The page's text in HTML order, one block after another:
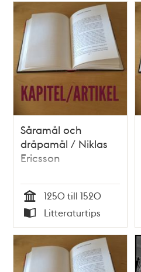
Såramål och
dråpamål / Niklas
Ericsson
Tid
1250 till 1520
Typ
Litteraturtips